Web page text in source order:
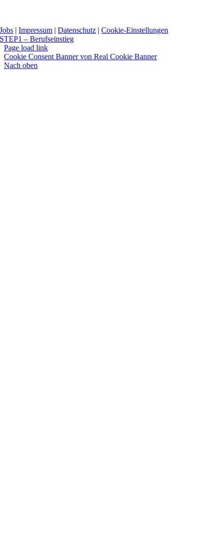
Jobs |Impressum |Datenschutz |Cookie-Einstellungen
STEP1 – Berufseinstieg
Page load link
Cookie Consent Banner von Real Cookie Banner
Nach oben